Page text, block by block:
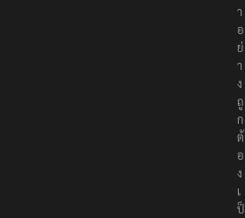
า
อ
ย่
า
ง
ถู
ก
ต้
อ
ง
เ
ป็